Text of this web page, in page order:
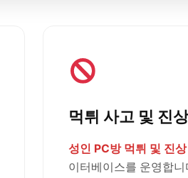
먹튀 사고 및 진
성인 PC방 먹튀 및 진
이터베이스를 운영합니